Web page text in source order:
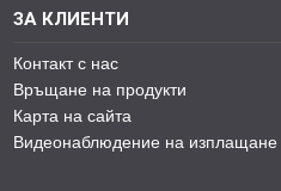
ЗА КЛИЕНТИ
Контакт с нас
Връщане на продукти
Карта на сайта
Видеонаблюдение на изплащане